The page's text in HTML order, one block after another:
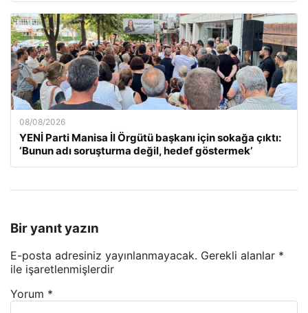
08/08/2026
YENİ Parti Manisa İl Örgütü başkanı için sokağa çıktı:
‘Bunun adı soruşturma değil, hedef göstermek’
Bir yanıt yazın
E-posta adresiniz yayınlanmayacak. Gerekli alanlar *
ile işaretlenmişlerdir
Yorum *